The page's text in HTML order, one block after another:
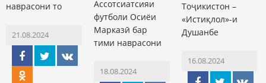
наврасони то
21.08.2024
Ассотсиатсияи
футболи Осиёи
Марказӣ бар
тими наврасони
18.08.2024
Тоҷикистон –
«Истиқлол»-и
Душанбе
16.08.2024